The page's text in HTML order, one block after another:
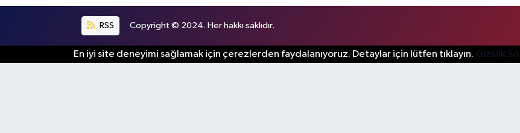
RSS Copyright © 2024. Her hakkı saklıdır.
En iyi site deneyimi sağlamak için çerezlerden faydalanıyoruz. Detaylar için lütfen tıklayın. Gizlilik